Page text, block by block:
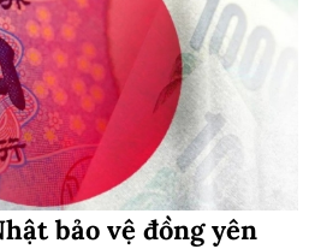
bảo vệ đồng yên